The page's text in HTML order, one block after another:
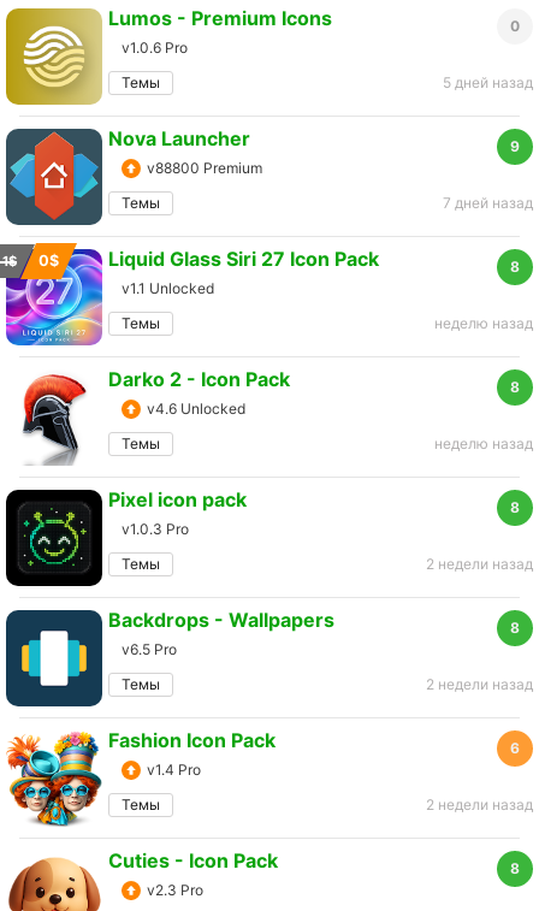
0
Lumos - Premium Icons
v1.0.6 Pro
Темы
5 дней назад
9
Nova Launcher
v88800 Premium
Темы
7 дней назад
1$ 0$ 8
Liquid Glass Siri 27 Icon Pack
v1.1 Unlocked
Темы
неделю назад
8
Darko 2 - Icon Pack
v4.6 Unlocked
Темы
неделю назад
8
Pixel icon pack
v1.0.3 Pro
Темы
2 недели назад
8
Backdrops - Wallpapers
v6.5 Pro
Темы
2 недели назад
6
Fashion Icon Pack
v1.4 Pro
Темы
2 недели назад
8
Cuties - Icon Pack
v2.3 Pro